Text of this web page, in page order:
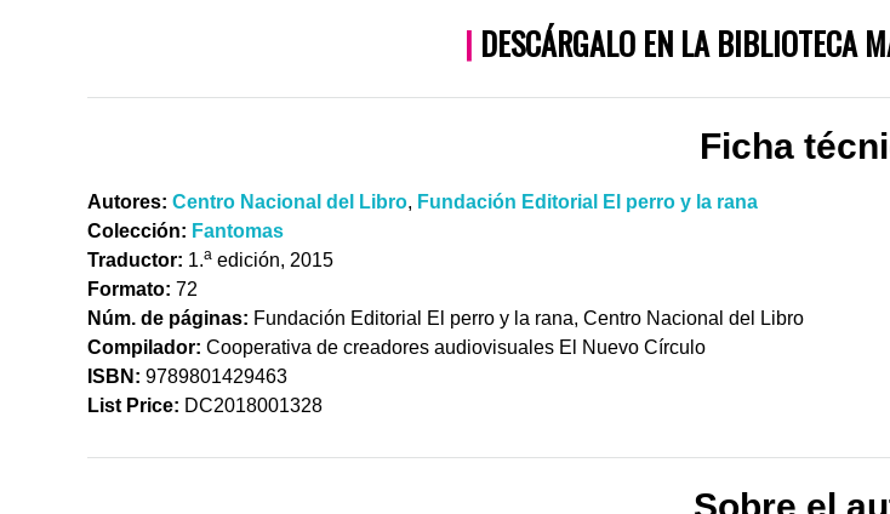
| DESCÁRGALO EN LA BIBLIOTECA
Ficha
Autores: Centro Nacional del Libro, Fundación Editorial El perro y la rana
Colección: Fantomas
Traductor: 1.a edición, 2015
Formato: 72
Núm. de páginas: Fundación Editorial El perro y la rana, Centro Nacional del Libro
Compilador: Cooperativa de creadores audiovisuales El Nuevo Círculo
ISBN: 9789801429463
List Price: DC2018001328